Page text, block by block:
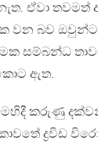
ඒවා
වන බව ඔවුන්ට
සම්බන්ධ
ඇත.
කරුණු
ද්‍රවිඩ